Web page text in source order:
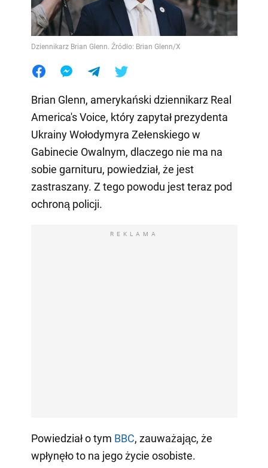
Dziennikarz Brian Glenn. Źródło: Brian Glenn/X
Brian Glenn, amerykański dziennikarz Real
America's Voice, który zapytał prezydenta
Ukrainy Wołodymyra Zełenskiego w
Gabinecie Owalnym, dlaczego nie ma na
sobie garnituru, powiedział, że jest
zastraszany. Z tego powodu jest teraz pod
ochroną policji.
REKLAMA
Powiedział o tym BBC, zauważając, że
wpłynęło to na jego życie osobiste.